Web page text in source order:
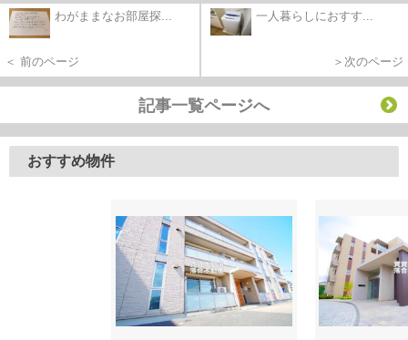
わがままなお部屋探...
＜ 前のページ
一人暮らしにおすす...
＞次のページ
記事一覧ページへ
おすすめ物件